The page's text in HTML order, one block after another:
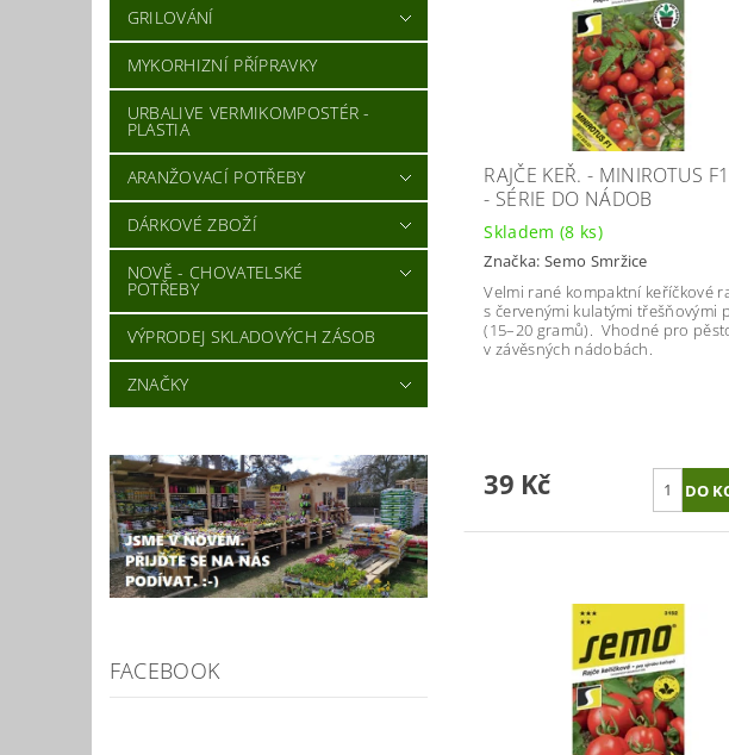
GRILOVÁNÍ
MYKORHIZNÍ PŘÍPRAVKY
URBALIVE VERMIKOMPOSTÉR -
PLASTIA
ARANŽOVACÍ POTŘEBY
DÁRKOVÉ ZBOŽÍ
NOVĚ - CHOVATELSKÉ
POTŘEBY
VÝPRODEJ SKLADOVÝCH ZÁSOB
ZNAČKY
FACEBOOK
RAJČE KEŘ. - MINIROTUS
- SÉRIE DO NÁDOB
Skladem (8 ks)
Značka: Semo Smržice
Velmi rané kompaktní keříčkové
s červenými kulatými třešňovými
(15–20 gramů). Vhodné pro
v závěsných nádobách.
39 Kč